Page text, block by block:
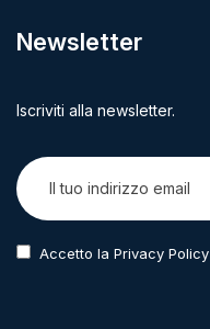
Newsletter
Iscriviti alla newsletter.
Accetto la Privacy Policy